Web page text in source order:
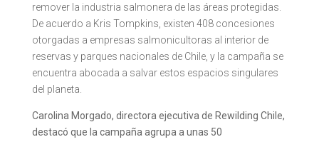
remover la industria salmonera de las áreas protegidas.
De acuerdo a Kris Tompkins, existen 408 concesiones
otorgadas a empresas salmonicultoras al interior de
reservas y parques nacionales de Chile, y la campaña se
encuentra abocada a salvar estos espacios singulares
del planeta.
Carolina Morgado, directora ejecutiva de Rewilding Chile,
destacó que la campaña agrupa a unas 50